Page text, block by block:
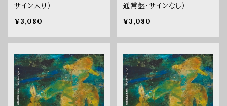
サイン入り）
¥3,080
通常盤・サインなし）
¥3,080